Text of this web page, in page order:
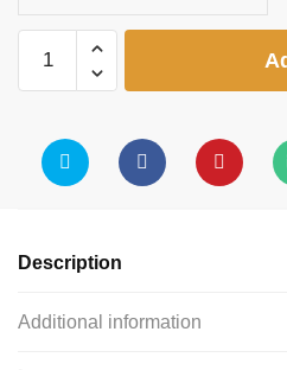
grădiniță
(model
K32)
Description
Additional information